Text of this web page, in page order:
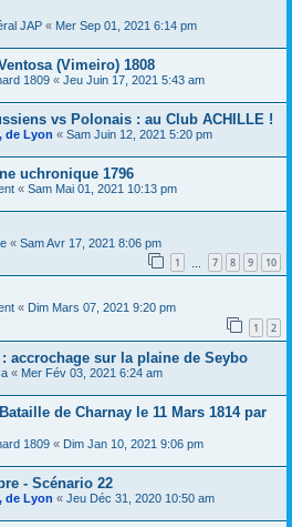
JAP « Mer Sep 01, 2021 6:14 pm
(Vimeiro) 1808
1809 « Jeu Juin 17, 2021 5:43 am
vs Polonais : au Club ACHILLE !
de Lyon « Sam Juin 12, 2021 5:20 pm
uchronique 1796
« Sam Mai 01, 2021 10:13 pm
« Sam Avr 17, 2021 8:06 pm
1 7 8 9 10
« Dim Mars 07, 2021 9:20 pm
1 2
accrochage sur la plaine de Seybo
« Mer Fév 03, 2021 6:24 am
de Charnay le 11 Mars 1814 par
1809 « Dim Jan 10, 2021 9:06 pm
- Scénario 22
de Lyon « Jeu Déc 31, 2020 10:50 am